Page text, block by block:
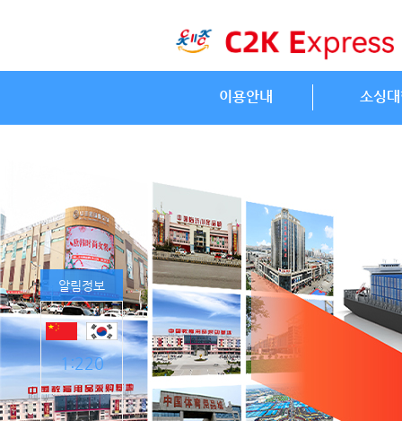
이용안내 소싱
알림정보
1:220